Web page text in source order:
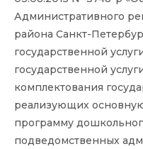
Административного
района Санкт-
государственной
государственной
комплектования
реализующих
программу
подведомственных